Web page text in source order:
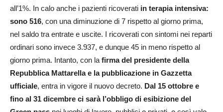
all’1%. In calo anche i pazienti ricoverati in terapia intensiva:
sono 516, con una diminuzione di 7 rispetto al giorno prima,
nel saldo tra entrate e uscite. I ricoverati con sintomi nei reparti
ordinari sono invece 3.937, e dunque 45 in meno rispetto al
giorno prima. Intanto, con la firma del presidente della
Repubblica Mattarella e la pubblicazione in Gazzetta
ufficiale, entra in vigore il nuovo decreto. Dal 15 ottobre e
fino al 31 dicembre ci sarà l’obbligo di esibizione del